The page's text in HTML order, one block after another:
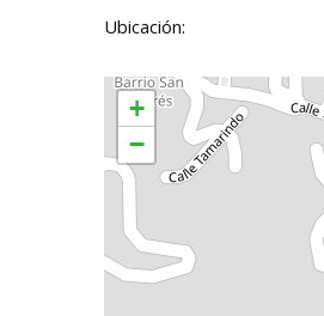
Ubicación:
+
−